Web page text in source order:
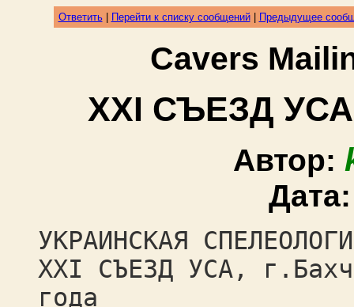
Ответить| Перейти к списку сообщений| Предыдущее
Cavers
ХХI СЪЕЗД
Автор:
УКРАИНСКАЯ
ХХI СЪЕЗД УСА,
года